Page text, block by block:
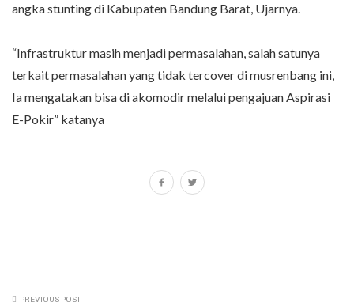
angka stunting di Kabupaten Bandung Barat, Ujarnya.
“Infrastruktur masih menjadi permasalahan, salah satunya
terkait permasalahan yang tidak tercover di musrenbang ini,
Ia mengatakan bisa di akomodir melalui pengajuan Aspirasi
E-Pokir” katanya
PREVIOUS POST